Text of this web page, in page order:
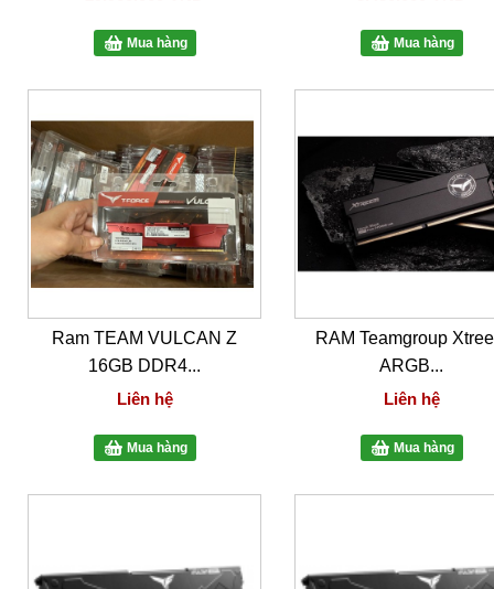
Mua hàng Mua hàng
Ram TEAM VULCAN Z
16GB DDR4...
Liên hệ
Mua hàng
RAM Teamgroup
ARGB...
Liên hệ
Mua hàng